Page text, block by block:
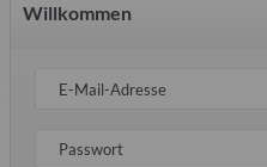
Willkommen
E-Mail-Adresse
Passwort